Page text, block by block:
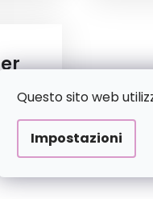
Questo sito web
Impostazioni
i